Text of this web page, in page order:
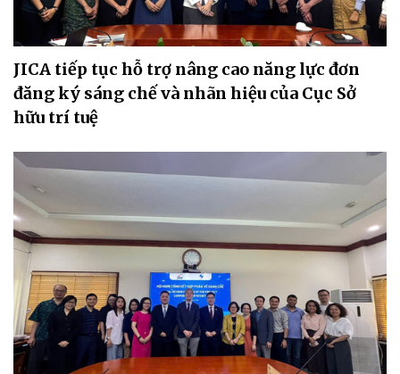
JICA tiếp tục hỗ trợ nâng cao năng lực đơn
đăng ký sáng chế và nhãn hiệu của Cục Sở
hữu trí tuệ